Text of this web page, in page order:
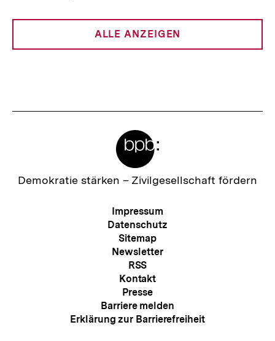
ALLE ANZEIGEN
Zur
Demokratie stärken – Zivilgesellschaft fördern
Meta-
Navigation
Impressum
Datenschutz
Sitemap
Newsletter
RSS
Kontakt
Presse
Barriere melden
Erklärung zur Barrierefreiheit